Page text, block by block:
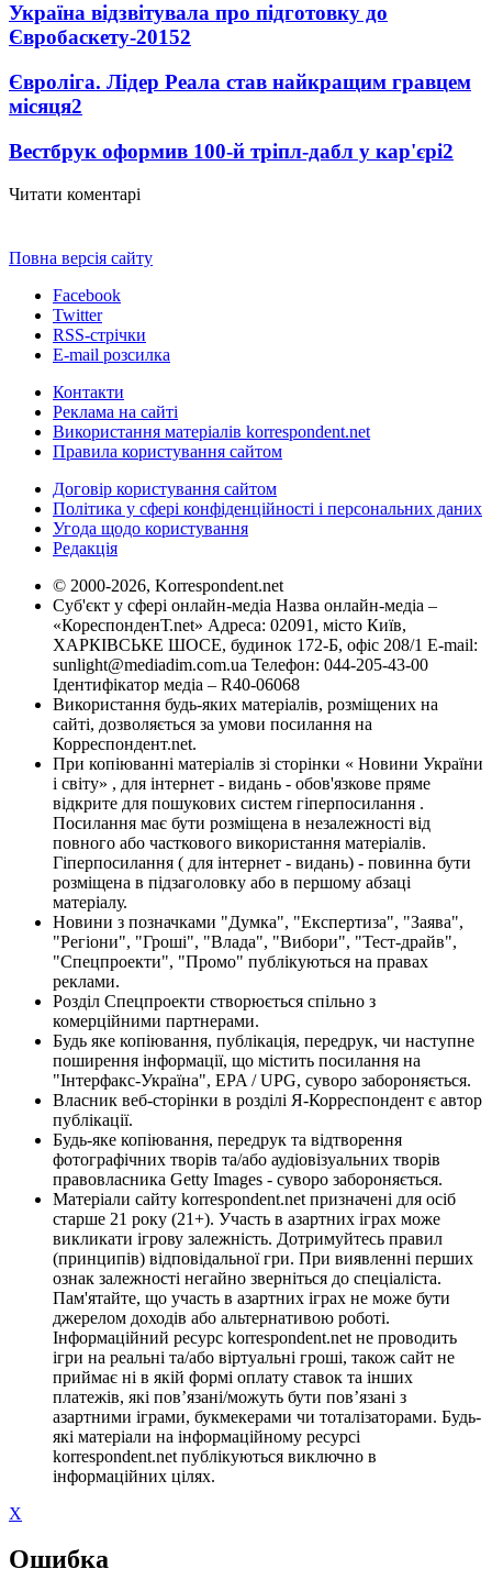
Україна відзвітувала про підготовку до
Євробаскету-20152
Євроліга. Лідер Реала став найкращим гравцем
місяця2
Вестбрук оформив 100-й тріпл-дабл у кар'єрі2
Читати коментарі
Повна версія сайту
Facebook
Twitter
RSS-стрічки
E-mail розсилка
Контакти
Реклама на сайті
Використання матеріалів korrespondent.net
Правила користування сайтом
Договір користування сайтом
Політика у сфері конфіденційності і персональних даних
Угода щодо користування
Редакція
© 2000-2026, Korrespondent.net
Суб'єкт у сфері онлайн-медіа Назва онлайн-медіа –
«КореспонденТ.net» Адреса: 02091, місто Київ,
ХАРКІВСЬКЕ ШОСЕ, будинок 172-Б, офіс 208/1 E-mail:
sunlight@mediadim.com.ua Телефон: 044-205-43-00
Ідентифікатор медіа – R40-06068
Використання будь-яких матеріалів, розміщених на
сайті, дозволяється за умови посилання на
Корреспондент.net.
При копіюванні матеріалів зі сторінки « Новини України
і світу» , для інтернет - видань - обов'язкове пряме
відкрите для пошукових систем гіперпосилання .
Посилання має бути розміщена в незалежності від
повного або часткового використання матеріалів.
Гіперпосилання ( для інтернет - видань) - повинна бути
розміщена в підзаголовку або в першому абзаці
матеріалу.
Новини з позначками "Думка", "Експертиза", "Заява",
"Регіони", "Гроші", "Влада", "Вибори", "Тест-драйв",
"Спецпроекти", "Промо" публікуються на правах
реклами.
Розділ Спецпроекти створюється спільно з
комерційними партнерами.
Будь яке копіювання, публікація, передрук, чи наступне
поширення інформації, що містить посилання на
"Інтерфакс-Україна", EPA / UPG, суворо забороняється.
Власник веб-сторінки в розділі Я-Корреспондент є автор
публікації.
Будь-яке копіювання, передрук та відтворення
фотографічних творів та/або аудіовізуальних творів
правовласника Getty Images - суворо забороняється.
Матеріали сайту korrespondent.net призначені для осіб
старше 21 року (21+). Участь в азартних іграх може
викликати ігрову залежність. Дотримуйтесь правил
(принципів) відповідальної гри. При виявленні перших
ознак залежності негайно зверніться до спеціаліста.
Пам'ятайте, що участь в азартних іграх не може бути
джерелом доходів або альтернативою роботі.
Інформаційний ресурс korrespondent.net не проводить
ігри на реальні та/або віртуальні гроші, також сайт не
приймає ні в якій формі оплату ставок та інших
платежів, які пов’язані/можуть бути пов’язані з
азартними іграми, букмекерами чи тоталізаторами. Будь-
які матеріали на інформаційному ресурсі
korrespondent.net публікуються виключно в
інформаційних цілях.
X
Ошибка